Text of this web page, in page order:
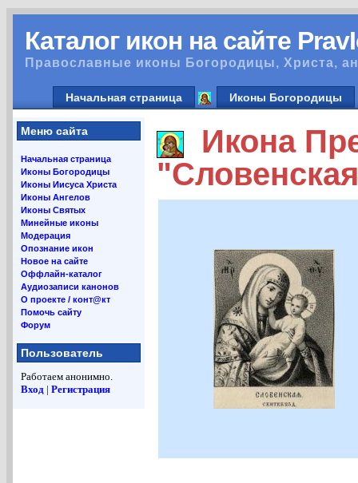
Каталог икон на сайте
Православные иконы Богородицы, Христа,
Начальная страница Иконы Богородицы
Меню сайта
Начальная страница
Иконы Богородицы
Иконы Иисуса Христа
Иконы Ангелов
Иконы Святых
Минейные иконы
Модерация
Опознание икон
Новое на сайте
Оффлайн-каталог
Аудиозаписи канонов
О проекте / конт@кт
Помочь сайту
Форум
Пользователь
Работаем анонимно.
Вход | Регистрация
Икона